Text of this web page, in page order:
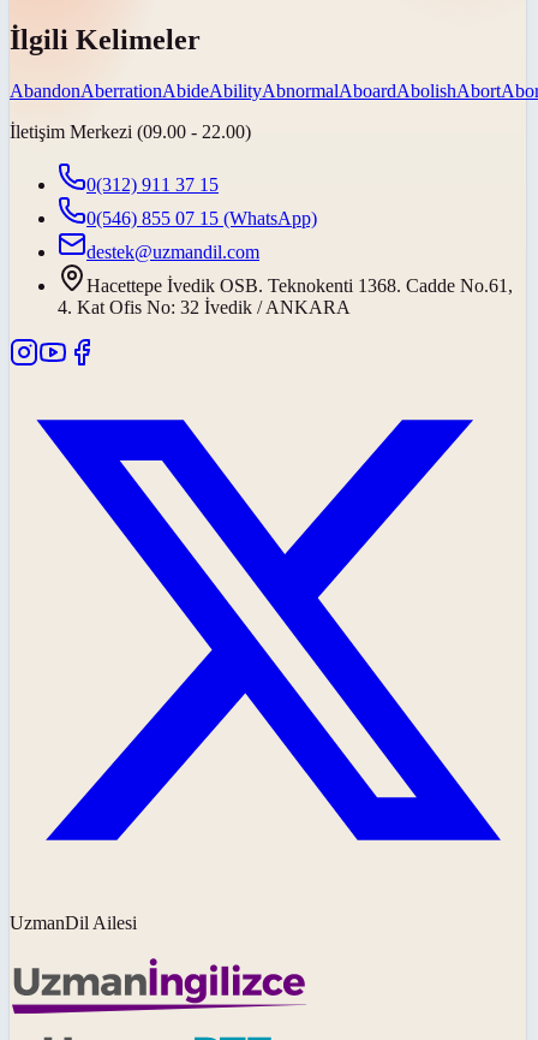
İlgili Kelimeler
AbandonAberrationAbideAbilityAbnormalAboardAbolishAbort
İletişim Merkezi (09.00 - 22.00)
0(312) 911 37 15
0(546) 855 07 15 (WhatsApp)
destek@uzmandil.com
Hacettepe İvedik OSB. Teknokenti 1368. Cadde No.61,
4. Kat Ofis No: 32 İvedik / ANKARA
UzmanDil Ailesi